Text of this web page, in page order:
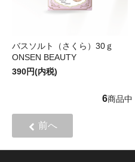
バスソルト（さくら）30ｇ
ONSEN BEAUTY
390円(内税)
6商品中
前へ